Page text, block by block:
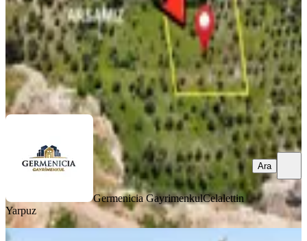
47.000.000 ₺
Germenicia GayrimenkulCelalettin Yarpuz
Ara
Germenicia GayrimenkulCelalettin
Yarpuz
Ara